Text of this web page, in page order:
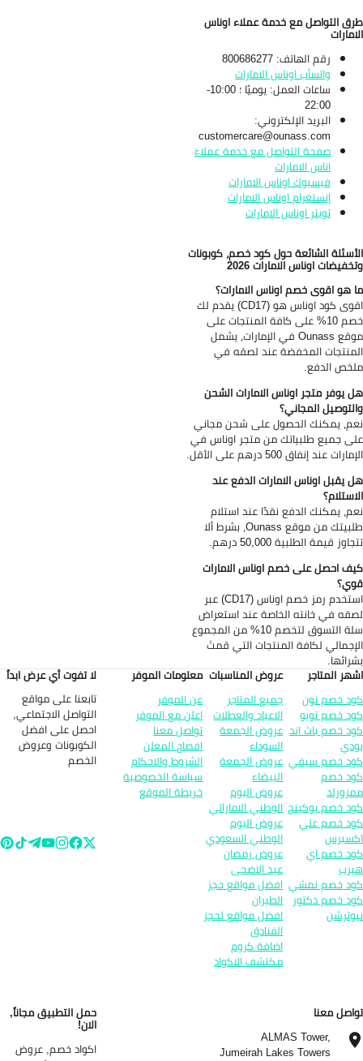
التواصل مع خدمة عملاء اوناس
رقم الهاتف: 800686277
واتسأب اوناس الامارات
ساعات العمل: يوميًا ؛ 10:00-
22:00
البريد الإلكتروني:
customercare@ounass.com
صفحة التواصل مع خدمة عملاء
اناس الامارات
فيسبوك اوناس الامارات
إنستغرام اوناس الامارات
تويتر اوناس الامارات
الشائعة حول كود خصم، كوبونات
اوناس الامارات 2026
هو اقوى خصم اوناس الامارات؟
اقوى كود اوناس هو (CD17) يقدم لك
خصم 10% على كافة المنتجات على
موقع Ounass في الإمارات، يشمل
المخفضة عند لصقه في
الدفع.
يوفر متجر اوناس الامارات الشحن
المجاني؟
يمكنك الحصول على شحن مجاني
جميع طلبياتك من متجر اوناس في
عند إنفاق 500 درهم على الأقل.
يقبل اوناس الامارات الدفع عند
يمكنك الدفع نقدًا عند استلام
طلبيتك من موقع Ounass، بشرط ألا
قيمة الطلبية 50,000 درهم.
احصل على خصم اوناس الامارات
استخدم رمز خصم اوناس (CD17) عبر
في خانته الخاصة عند استعراض
سلة التسوق لتخصم 10% من المجموع
لكافة المنتجات التي قمتَ
المتاجر
خصم نون
خصم تويو
خصم باث اند
خصم سيفي
خصم
خصم بوكينج
خصم علي
خصم اي
خصم نمشي
خصم دكتور
عروض المناسبات
جميع المتاجر
الاعياد والعطلات
عروض الجمعة
السوداء
عروض الجمعة
البيضاء
عروض اليوم
الوطني الاماراتي
عروض اليوم
الوطني السعودي
عروض رمضان
عيد الاضحى
افضل مواقع حجز
الطيران
افضل مواقع لحجز
الفنادق
اضافة كروم
مكتشف الاكواد
معلومات الموفر
عن الموفر
اعلن مع الموفر
تواصل معنا
افصاح المعلن
الشروط والاحكام
سياسة الخصوصية
خريطة الموقع
لا تفوت أي عرض ابداً
تابعنا على مواقع
التواصل الاجتماعي,
احصل على افضل
الكوبونات وعروض
الخصم
معنا
ALMAS Tower,
Jumeirah Lakes Towers
حمل التطبيق مجاناً,
الان!
اكواد خصم, عروض